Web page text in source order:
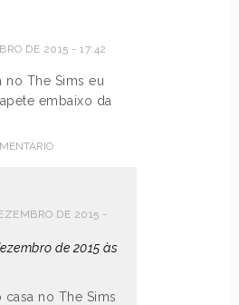
DE 2015 - 17:42
no The Sims eu
embaixo da
DE 2015 -
de 2015 às
no The Sims